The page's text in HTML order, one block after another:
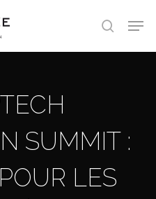
search
SUMMIT :
LES